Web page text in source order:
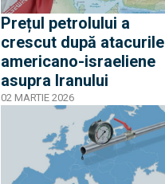
Prețul petrolului a
crescut după atacurile
americano-israeliene
asupra Iranului
02 MARTIE 2026